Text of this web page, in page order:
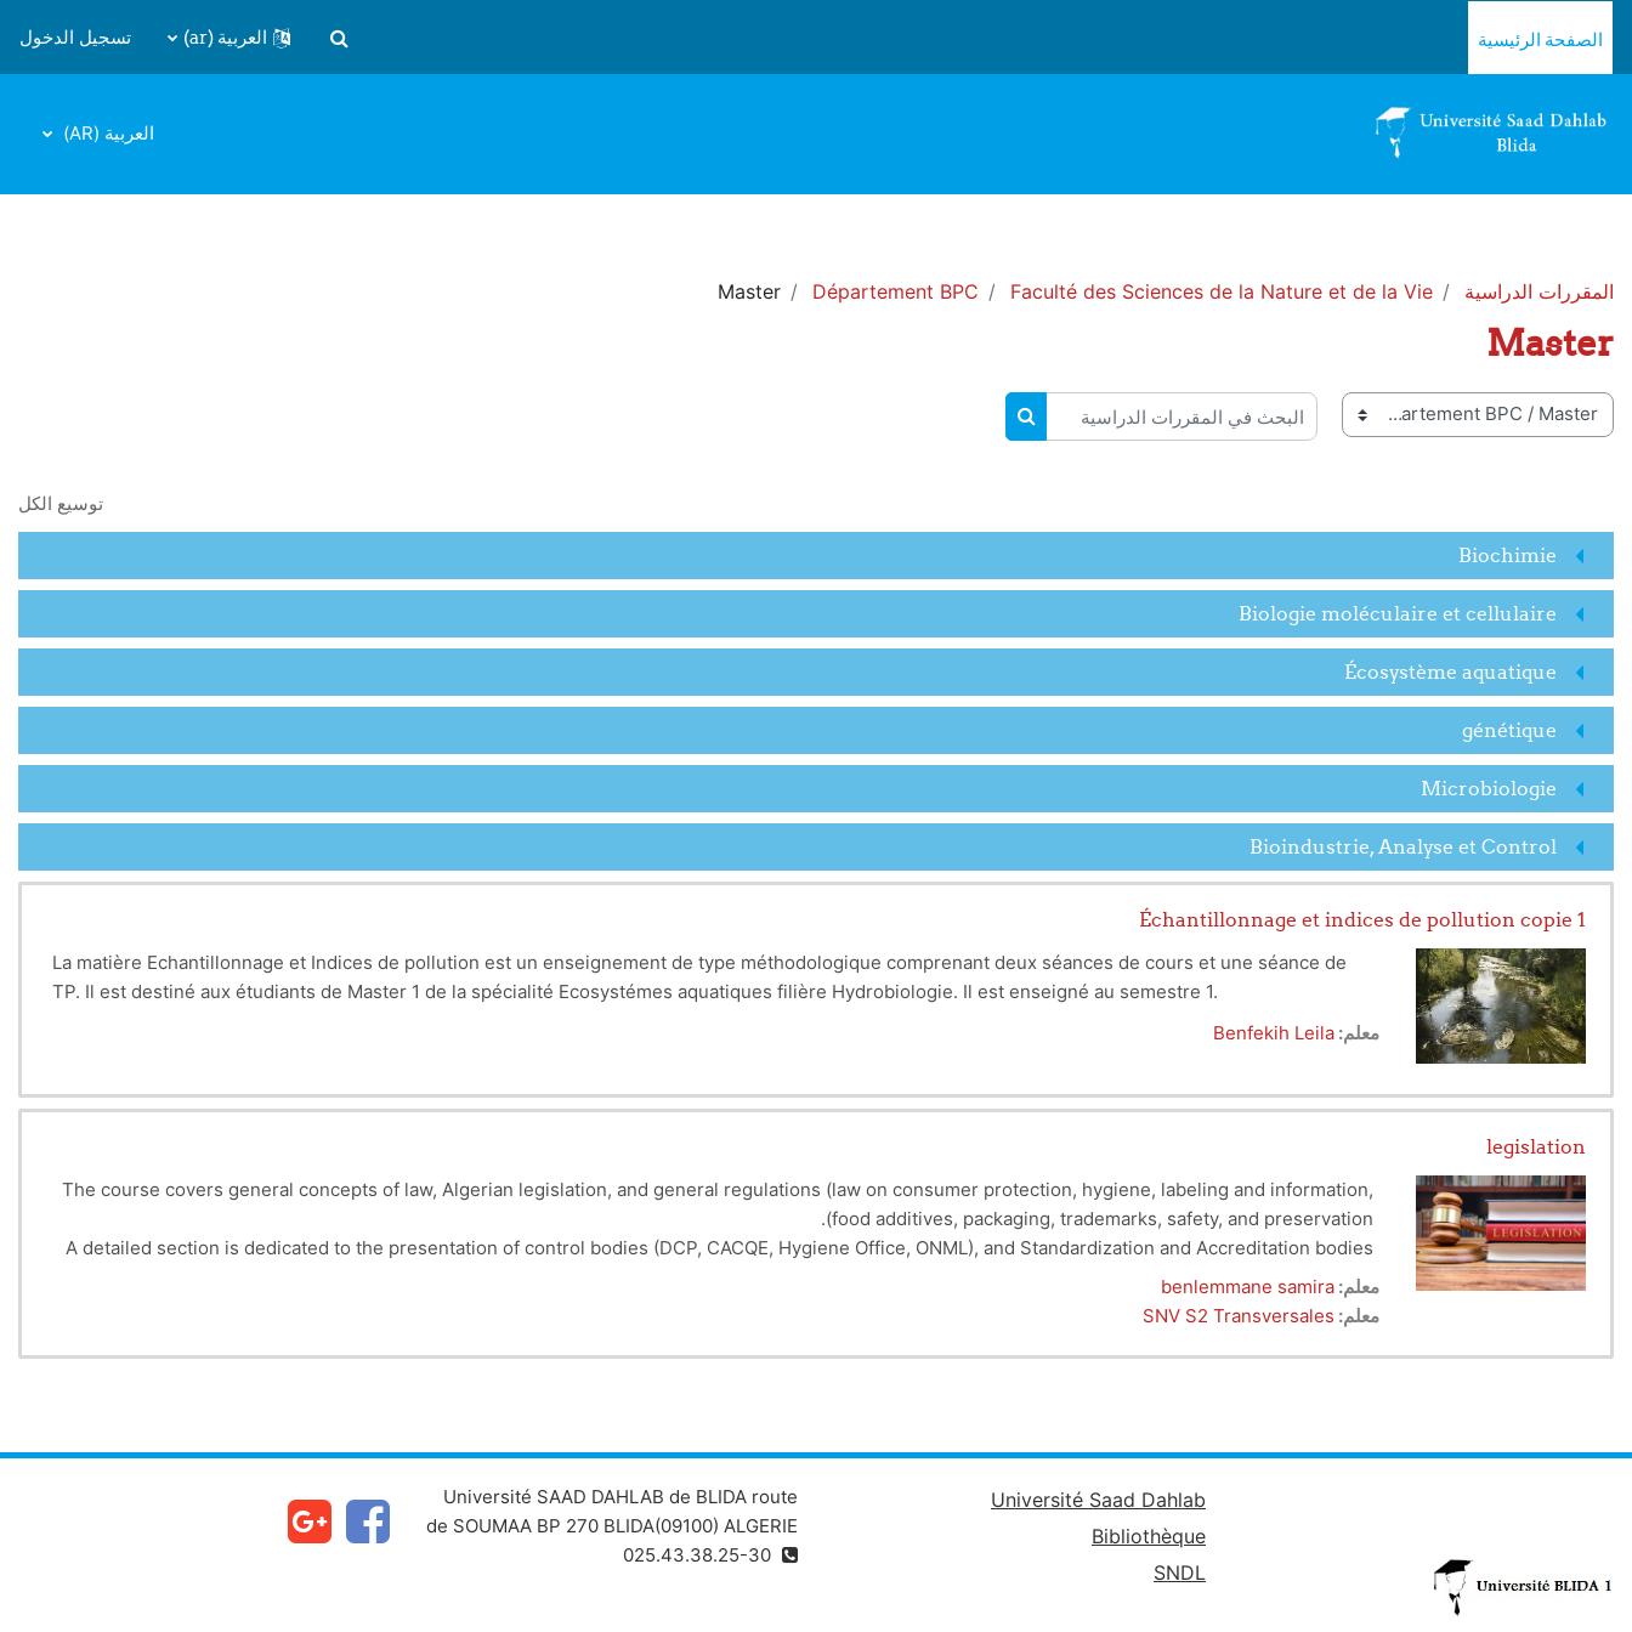
الصفحة الرئيسية
تبديل إدخال البحث
العربية ‎(ar)‎ تسجيل الدخول
العربية ‎(AR)‎
المقررات الدراسية Faculté des Sciences de la Nature et de la Vie
Département BPC
Master
Master
المقررات
البحث في المقررات الدراسية
البحث في المقررات الدراسية
توسيع الكل
Biochimie
Biologie moléculaire et cellulaire
Écosystème aquatique
génétique
Microbiologie
Bioindustrie, Analyse et Control
Échantillonnage et indices de pollution copie 1
La matière Echantillonnage et Indices de pollution est un enseignement de type méthodologique comprenant deux séances de cours et une séance de
TP. Il est destiné aux étudiants de Master 1 de la spécialité Ecosystémes aquatiques filière Hydrobiologie. Il est enseigné au semestre 1.
معلم: Benfekih Leila
legislation
The course covers general concepts of law, Algerian legislation, and general regulations (law on consumer protection, hygiene, labeling and information,
food additives, packaging, trademarks, safety, and preservation).
A detailed section is dedicated to the presentation of control bodies (DCP, CACQE, Hygiene Office, ONML), and Standardization and Accreditation bodies
(IANOR, ALGERAC).
A final part of the course deals with international standards (ISO, Codex Alimentarius, NA, AFNOR).
معلم: benlemmane samira
معلم: SNV S2 Transversales
Université Saad Dahlab
Bibliothèque
SNDL
Université SAAD DAHLAB de BLIDA route
de SOUMAA BP 270 BLIDA(09100) ALGERIE